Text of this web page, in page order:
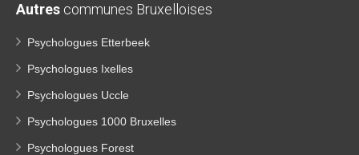
Autres communes Bruxelloises
Psychologues Etterbeek
Psychologues Ixelles
Psychologues Uccle
Psychologues 1000 Bruxelles
Psychologues Forest